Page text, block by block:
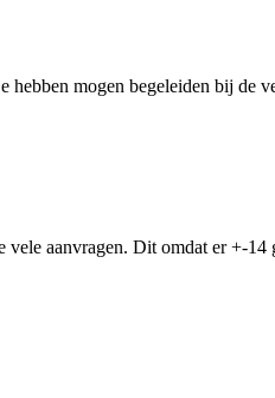
mogen begeleiden bij de
aanvragen. Dit omdat er +-